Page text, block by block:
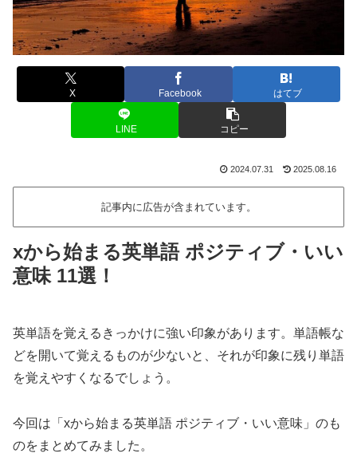
X Facebook はてブ
LINE コピー
2024.07.31 2025.08.16
記事内に広告が含まれています。
xから始まる英単語 ポジティブ・いい
意味 11選！
英単語を覚えるきっかけに強い印象があります。単語帳な
どを開いて覚えるものが少ないと、それが印象に残り単語
を覚えやすくなるでしょう。
今回は「xから始まる英単語 ポジティブ・いい意味」のも
のをまとめてみました。